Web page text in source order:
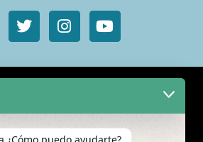
de cine y TV